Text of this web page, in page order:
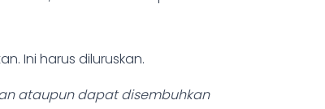
Ini harus diluruskan.
ataupun dapat disembuhkan